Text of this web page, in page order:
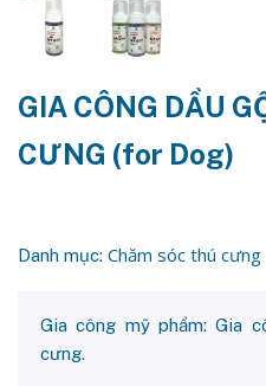
GIA CÔNG DẦU
CƯNG (for Dog)
Danh mục: Chăm sóc thú cưng
Gia công mỹ phẩm: Gia
cưng.